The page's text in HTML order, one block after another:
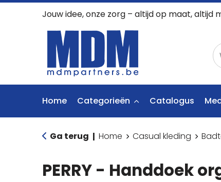
Jouw idee, onze zorg – altijd op maat, altijd
Home Categorieën Catalogus
Ga terug | Home Casual kleding
PERRY - Handdoek